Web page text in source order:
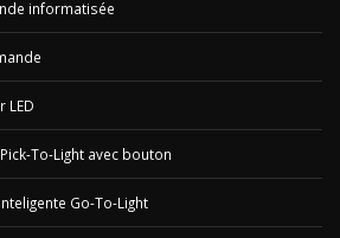
informatisée
LED
To-Light avec bouton
Go-To-Light